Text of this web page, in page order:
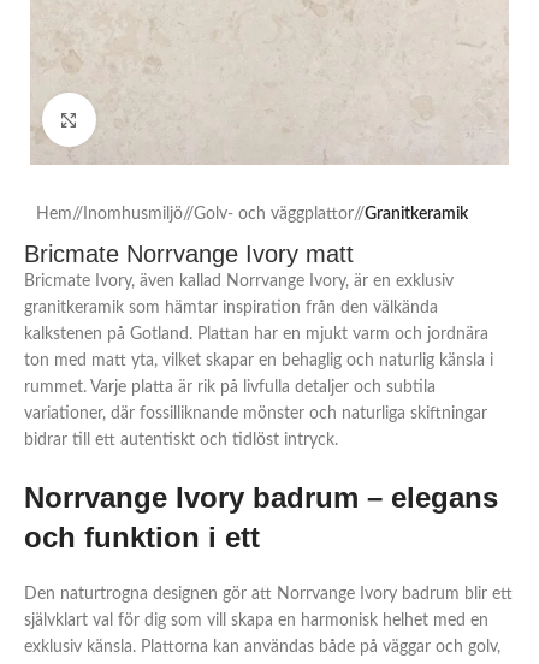
Click to enlarge
Hem/ Inomhusmiljö/ Golv- och väggplattor/ Granitkeramik
Bricmate Norrvange Ivory matt
Bricmate Ivory, även kallad Norrvange Ivory, är en exklusiv
granitkeramik som hämtar inspiration från den välkända
kalkstenen på Gotland. Plattan har en mjukt varm och jordnära
ton med matt yta, vilket skapar en behaglig och naturlig känsla i
rummet. Varje platta är rik på livfulla detaljer och subtila
variationer, där fossilliknande mönster och naturliga skiftningar
bidrar till ett autentiskt och tidlöst intryck.
Norrvange Ivory badrum – elegans
och funktion i ett
Den naturtrogna designen gör att Norrvange Ivory badrum blir ett
självklart val för dig som vill skapa en harmonisk helhet med en
exklusiv känsla. Plattorna kan användas både på väggar och golv,